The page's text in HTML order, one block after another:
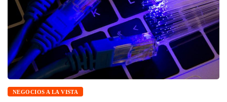
NEGOCIOS A LA VISTA